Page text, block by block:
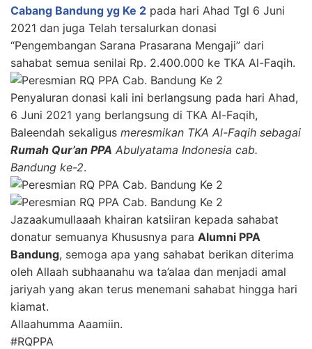
Cabang Bandung yg Ke 2 pada hari Ahad Tgl 6 Juni
2021 dan juga Telah tersalurkan donasi
“Pengembangan Sarana Prasarana Mengaji” dari
sahabat semua senilai Rp. 2.400.000 ke TKA Al-Faqih.
Penyaluran donasi kali ini berlangsung pada hari Ahad,
6 Juni 2021 yang berlangsung di TKA Al-Faqih,
Baleendah sekaligus meresmikan TKA Al-Faqih sebagai
Rumah Qur’an PPA Abulyatama Indonesia cab.
Bandung ke-2.
Jazaakumullaaah khairan katsiiran kepada sahabat
donatur semuanya Khususnya para Alumni PPA
Bandung, semoga apa yang sahabat berikan diterima
oleh Allaah subhaanahu wa ta’alaa dan menjadi amal
jariyah yang akan terus menemani sahabat hingga hari
kiamat.
Allaahumma Aaamiin.
#RQPPA